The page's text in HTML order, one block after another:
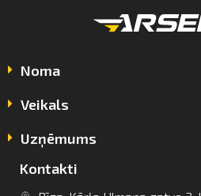
info@arsenalrent.com
Noma
Veikals
Uzņēmums
Kontakti